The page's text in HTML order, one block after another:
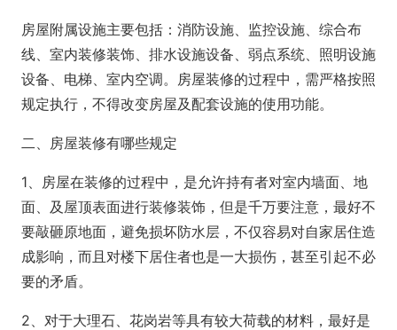
房屋附属设施主要包括：消防设施、监控设施、综合布
线、室内装修装饰、排水设施设备、弱点系统、照明设施
设备、电梯、室内空调。房屋装修的过程中，需严格按照
规定执行，不得改变房屋及配套设施的使用功能。
二、房屋装修有哪些规定
1、房屋在装修的过程中，是允许持有者对室内墙面、地
面、及屋顶表面进行装修装饰，但是千万要注意，最好不
要敲砸原地面，避免损坏防水层，不仅容易对自家居住造
成影响，而且对楼下居住者也是一大损伤，甚至引起不必
要的矛盾。
2、对于大理石、花岗岩等具有较大荷载的材料，最好是